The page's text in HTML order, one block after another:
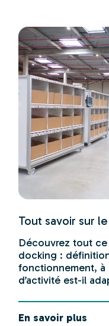
Tout savoir sur
Découvrez tout ce
docking :
fonctionnement, à
d’activité est-il
En savoir plus